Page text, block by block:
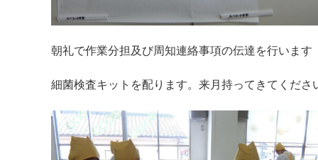
朝礼で作業分担及び周知連絡事項の伝達を行います
細菌検査キットを配ります。来月持ってきてくださ